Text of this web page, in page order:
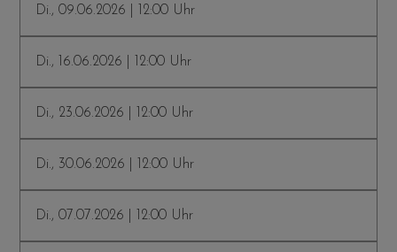
Di., 09.06.2026 | 12:00 Uhr
Di., 16.06.2026 | 12:00 Uhr
Di., 23.06.2026 | 12:00 Uhr
Di., 30.06.2026 | 12:00 Uhr
Di., 07.07.2026 | 12:00 Uhr